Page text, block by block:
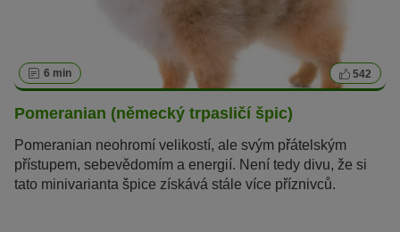
6 min 542
Pomeranian (německý trpasličí špic)
Pomeranian neohromí velikostí, ale svým přátelským
přístupem, sebevědomím a energií. Není tedy divu, že si
tato minivarianta špice získává stále více příznivců.